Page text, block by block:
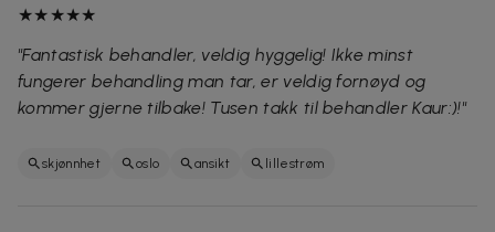
★★★★★
"Fantastisk behandler, veldig hyggelig! Ikke minst
fungerer behandling man tar, er veldig fornøyd og
kommer gjerne tilbake! Tusen takk til behandler Kaur:)!"
skjønnhet oslo ansikt lillestrøm